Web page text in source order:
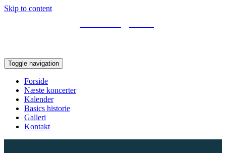
Skip to content
Toggle navigation
Forside
Næste koncerter
Kalender
Basics historie
Galleri
Kontakt